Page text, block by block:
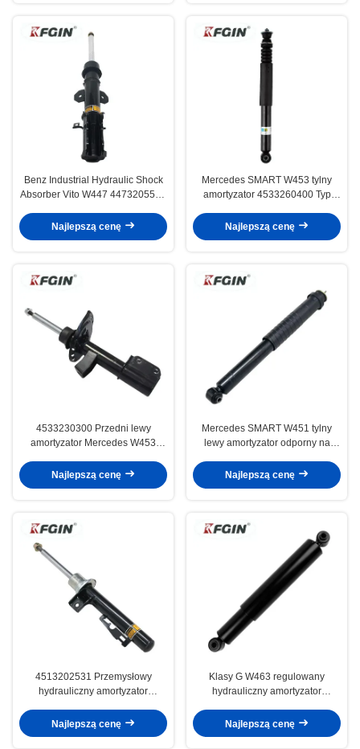
Benz Industrial Hydraulic Shock
Absorber Vito W447 4473205538
silnika
Najlepszą cenę
Mercedes SMART W453 tylny
amortyzator 4533260400 Typ
Najlepszą cenę
4533230300 Przedni lewy
amortyzator Mercedes W453
Najlepszą cenę
Mercedes SMART W451 tylny
lewy amortyzator odporny na
Najlepszą cenę
4513202531 Przemysłowy
hydrauliczny amortyzator
Strut
Najlepszą cenę
Klasy G W463 regulowany
hydrauliczny amortyzator
samochodowy
Najlepszą cenę